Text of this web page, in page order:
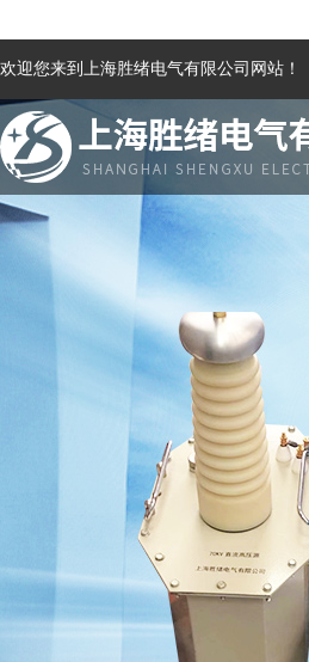
欢迎您来到上海胜绪电气有限公司网站！